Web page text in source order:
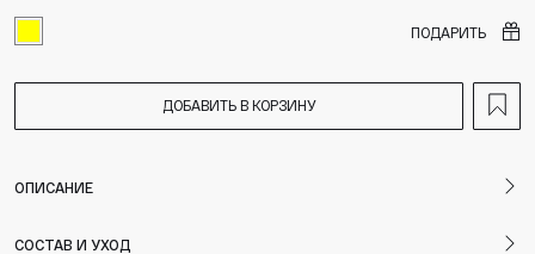
ПОДАРИТЬ
ДОБАВИТЬ В КОРЗИНУ
ОПИСАНИЕ
СОСТАВ И УХОД